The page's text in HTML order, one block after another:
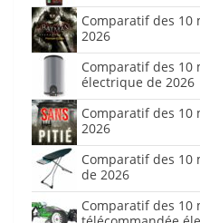
Comparatif des 10
2026
Comparatif des 10
électrique de 2026
Comparatif des
2026
Comparatif des 10
de 2026
Comparatif des 10